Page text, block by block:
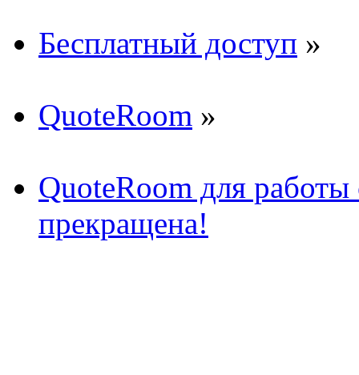
Бесплатный доступ »
QuoteRoom »
QuoteRoom для
прекращена!